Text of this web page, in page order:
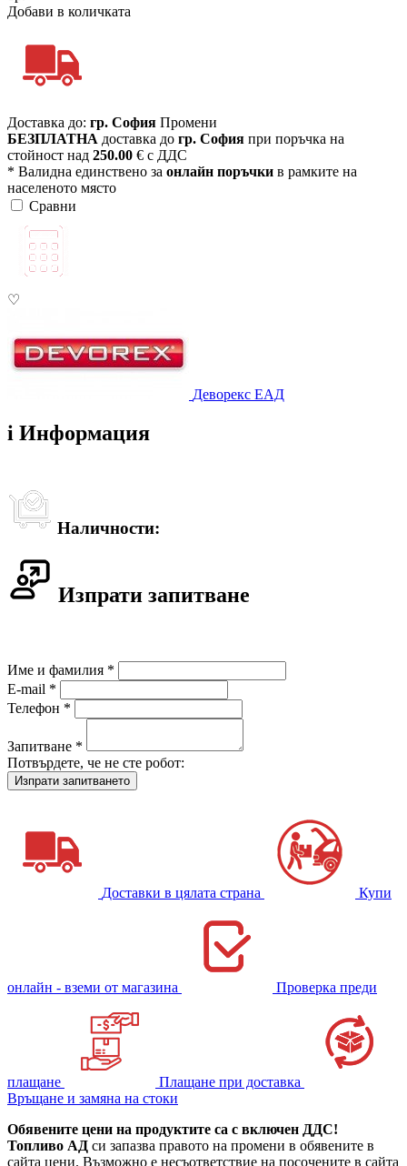
Добави в количката
Доставка до: гр. София Промени
БЕЗПЛАТНА доставка до гр. София при поръчка на
стойност над 250.00 € с ДДС
* Валидна единствено за онлайн поръчки в рамките на
населеното място
Сравни
♡
Деворекс ЕАД
i Информация
Наличности:
Изпрати запитване
Име и фамилия *
E-mail *
Телефон *
Запитване *
Потвърдете, че не сте робот:
Доставки в цялата страна Купи
онлайн - вземи от магазина Проверка преди
плащане
Плащане при доставка
Връщане и замяна на стоки
Обявените цени на продуктите са с включен ДДС!
Топливо АД си запазва правото на промени в обявените в
сайта цени. Възможно е несъответствие на посочените в сайта